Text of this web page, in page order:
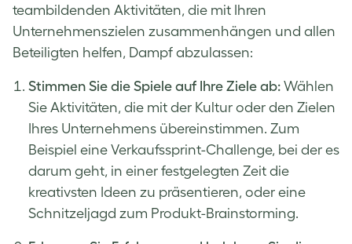
teambildenden Aktivitäten, die mit Ihren
Unternehmenszielen zusammenhängen und allen
Beteiligten helfen, Dampf abzulassen:
Stimmen Sie die Spiele auf Ihre Ziele ab: Wählen
Sie Aktivitäten, die mit der Kultur oder den Zielen
Ihres Unternehmens übereinstimmen. Zum
Beispiel eine Verkaufssprint-Challenge, bei der es
darum geht, in einer festgelegten Zeit die
kreativsten Ideen zu präsentieren, oder eine
Schnitzeljagd zum Produkt-Brainstorming.